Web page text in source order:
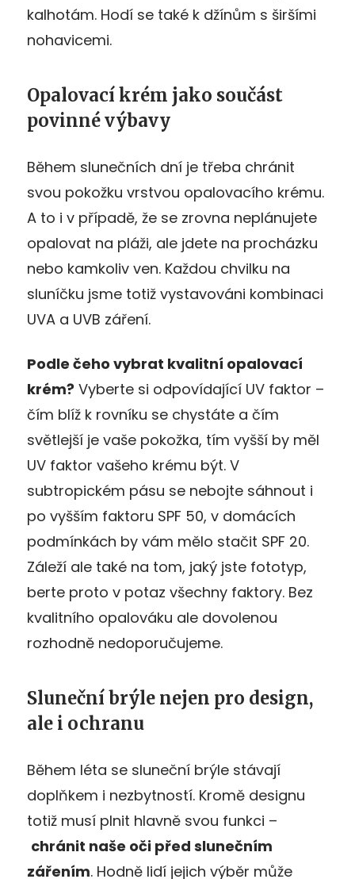
kalhotám. Hodí se také k džínům s širšími
nohavicemi.
Opalovací krém jako součást
povinné výbavy
Během slunečních dní je třeba chránit
svou pokožku vrstvou opalovacího krému.
A to i v případě, že se zrovna neplánujete
opalovat na pláži, ale jdete na procházku
nebo kamkoliv ven. Každou chvilku na
sluníčku jsme totiž vystavováni kombinaci
UVA a UVB záření.
Podle čeho vybrat kvalitní opalovací
krém? Vyberte si odpovídající UV faktor –
čím blíž k rovníku se chystáte a čím
světlejší je vaše pokožka, tím vyšší by měl
UV faktor vašeho krému být. V
subtropickém pásu se nebojte sáhnout i
po vyšším faktoru SPF 50, v domácích
podmínkách by vám mělo stačit SPF 20.
Záleží ale také na tom, jaký jste fototyp,
berte proto v potaz všechny faktory. Bez
kvalitního opalováku ale dovolenou
rozhodně nedoporučujeme.
Sluneční brýle nejen pro design,
ale i ochranu
Během léta se sluneční brýle stávají
doplňkem i nezbytností. Kromě designu
totiž musí plnit hlavně svou funkci –
chránit naše oči před slunečním
zářením. Hodně lidí jejich výběr může